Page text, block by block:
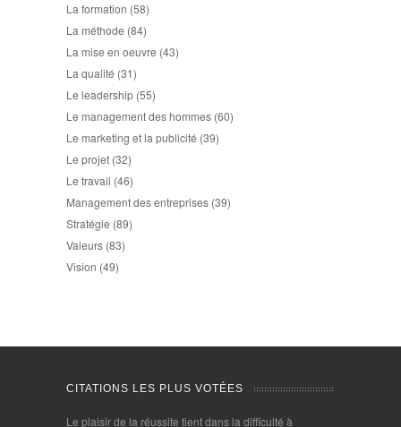
La formation (58)
La méthode (84)
La mise en oeuvre (43)
La qualité (31)
Le leadership (55)
Le management des hommes (60)
Le marketing et la publicité (39)
Le projet (32)
Le travail (46)
Management des entreprises (39)
Stratégie (89)
Valeurs (83)
Vision (49)
CITATIONS LES PLUS VOTÉES
Le plaisir de la réussite tient dans la difficulté à